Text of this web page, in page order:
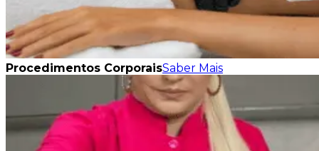
Procedimentos CorporaisSaber Mais